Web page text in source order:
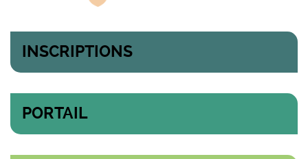
INSCRIPTIONS
PORTAIL